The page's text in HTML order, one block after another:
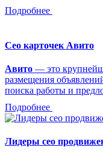
Подробнее
Сео карточек Авито
Авито — это
размещения
поиска работы и
Подробнее
Лидеры сео